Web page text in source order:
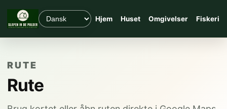
Hjem Huset Omgivelser Fiskeri
RUTE
Rute